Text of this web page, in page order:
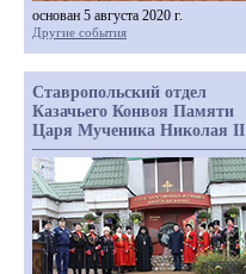
основан 5 августа 2020 г.
Другие события
Ставропольский отдел
Казачьего Конвоя Памяти
Царя Мученика Николая II